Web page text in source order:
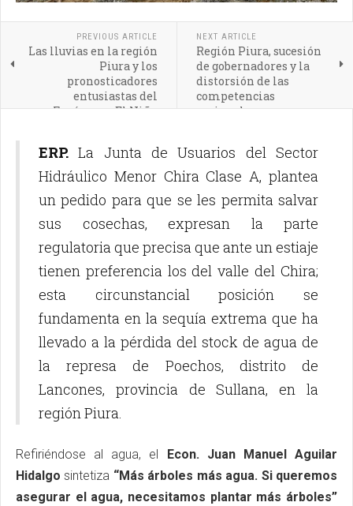
PREVIOUS ARTICLE
Las lluvias en la región
Piura y los
pronosticadores
entusiastas del
Fenómeno El Niño
NEXT ARTICLE
Región Piura, sucesión
de gobernadores y la
distorsión de las
competencias
regionales
ERP. La Junta de Usuarios del Sector
Hidráulico Menor Chira Clase A, plantea
un pedido para que se les permita salvar
sus cosechas, expresan la parte
regulatoria que precisa que ante un estiaje
tienen preferencia los del valle del Chira;
esta circunstancial posición se
fundamenta en la sequía extrema que ha
llevado a la pérdida del stock de agua de
la represa de Poechos, distrito de
Lancones, provincia de Sullana, en la
región Piura.
Refiriéndose al agua, el
Econ. Juan Manuel Aguilar
Hidalgo sintetiza “Más árboles más agua. Si queremos
asegurar el agua, necesitamos plantar más árboles”